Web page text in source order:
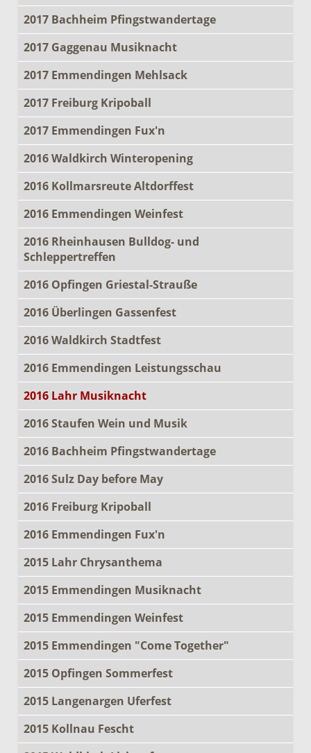
2017 Bachheim Pfingstwandertage
2017 Gaggenau Musiknacht
2017 Emmendingen Mehlsack
2017 Freiburg Kripoball
2017 Emmendingen Fux'n
2016 Waldkirch Winteropening
2016 Kollmarsreute Altdorffest
2016 Emmendingen Weinfest
2016 Rheinhausen Bulldog- und
Schleppertreffen
2016 Opfingen Griestal-Strauße
2016 Überlingen Gassenfest
2016 Waldkirch Stadtfest
2016 Emmendingen Leistungsschau
2016 Lahr Musiknacht
2016 Staufen Wein und Musik
2016 Bachheim Pfingstwandertage
2016 Sulz Day before May
2016 Freiburg Kripoball
2016 Emmendingen Fux'n
2015 Lahr Chrysanthema
2015 Emmendingen Musiknacht
2015 Emmendingen Weinfest
2015 Emmendingen "Come Together"
2015 Opfingen Sommerfest
2015 Langenargen Uferfest
2015 Kollnau Fescht